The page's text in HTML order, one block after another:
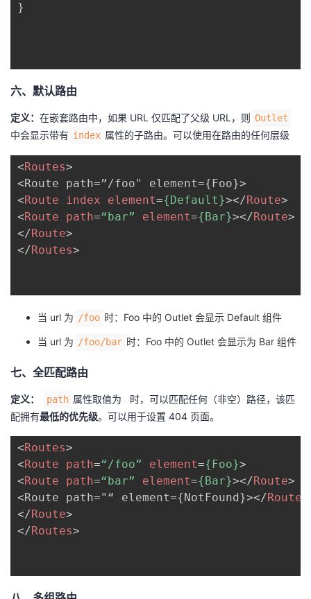
}
六、默认路由
定义： 在嵌套路由中，如果 URL 仅匹配了父级 URL，则 Outlet
中会显示带有 index 属性的子路由。可以使用在路由的任何层级
<Routes>
<Route index element={Default}></Route>
<Route path=“bar” element={Bar}></Route>
</Route>
</Routes>
当 url 为 /foo 时：Foo 中的 Outlet 会显示 Default 组件
当 url 为 /foo/bar 时：Foo 中的 Outlet 会显示为 Bar 组件
七、全匹配路由
定义： path 属性取值为
时，可以匹配任何（非空）路径，该匹
配拥有最低的优先级。可以用于设置 404 页面。
<Routes>
<Route path=“/foo” element={Foo}>
<Route path=“bar” element={Bar}></Route>
<Route path="“ element={NotFound}></Route
</Route>
</Routes>